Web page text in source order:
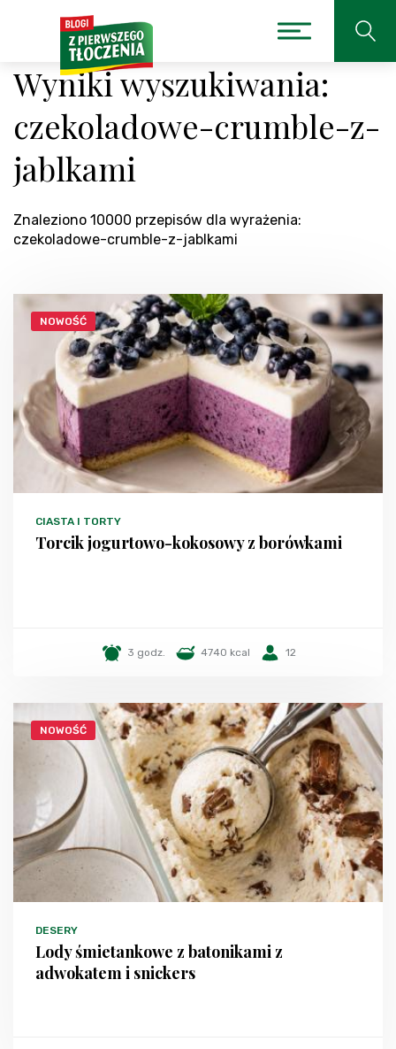
Wyniki wyszukiwania:
czekoladowe-crumble-z-
jablkami
Znaleziono 10000 przepisów dla wyrażenia:
czekoladowe-crumble-z-jablkami
NOWOŚĆ
CIASTA I TORTY
Torcik jogurtowo-kokosowy z borówkami
3 godz. 4740 kcal 12
NOWOŚĆ
DESERY
Lody śmietankowe z batonikami z
adwokatem i snickers